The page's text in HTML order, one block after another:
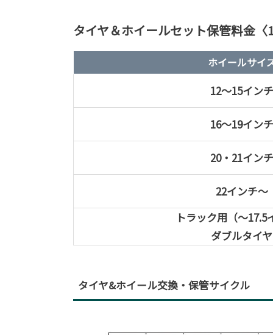
タイヤ＆ホイールセット保管料金〈
ホイールサイ
12～15インチ
16～19インチ
20・21インチ
22インチ～
トラック用（～17.5
ダブルタイヤ
タイヤ&ホイール交換・保管サイクル